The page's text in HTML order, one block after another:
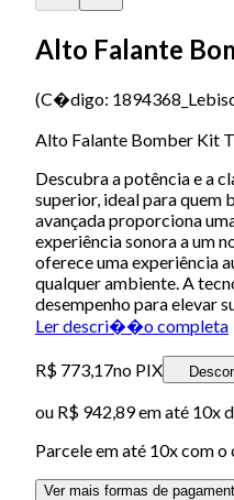
Alto Falante
(C�digo:
Alto Falante Bomber Kit
Descubra a potência e a
superior, ideal para quem
avançada proporciona
experiência sonora a um
oferece uma experiência
qualquer ambiente. A
desempenho para elevar
Ler descri��o completa
R$ 773,17no PIX
ou R$ 942,89em até 10x
Parcele em até 10x com o
Ver mais formas de